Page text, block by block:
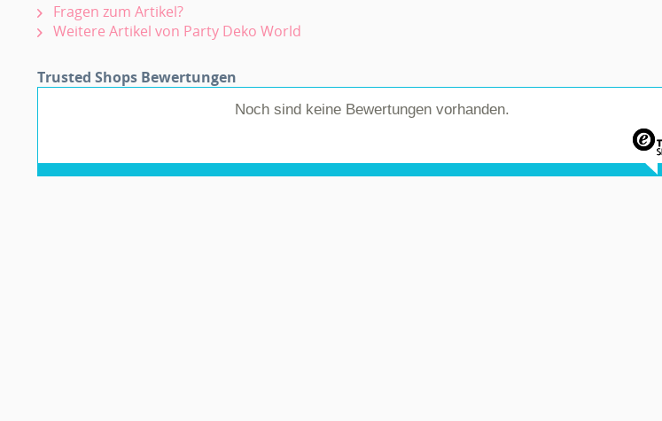
Fragen zum Artikel?
Weitere Artikel von Party Deko World
Trusted Shops Bewertungen
Noch sind keine Bewertungen vorhanden.